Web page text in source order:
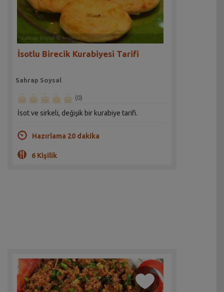
İsotlu Birecik Kurabiyesi Tarifi
Sahrap Soysal
(0)
İsot ve sirkeli, değişik bir kurabiye tarifi.
Hazırlama 20 dakika
6 Kişilik